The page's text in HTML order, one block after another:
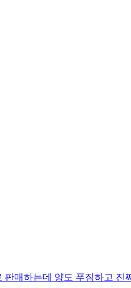
매하는데 양도 푸짐하고 진